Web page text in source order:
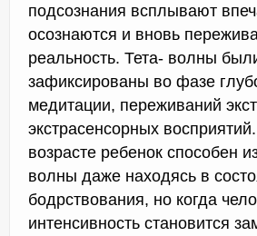
подсознания всплывают
осознаются и вновь
реальность. Тета- волны
зафиксированы во фазе
медитации, переживаний
экстрасенсорных
возрасте ребенок способен
волны даже находясь в
бодрствования, но когда
интенсивность становится